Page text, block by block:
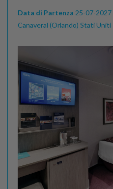
Data di Partenza 25-07-2027
Canaveral (Orlando) Stati Uniti